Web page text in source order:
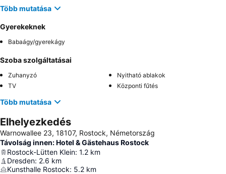
Több mutatása
Gyerekeknek
Babaágy/gyerekágy
Szoba szolgáltatásai
Zuhanyzó
Nyitható ablakok
TV
Központi fűtés
Több mutatása
Elhelyezkedés
Warnowallee 23, 18107, Rostock, Németország
Távolság innen: Hotel & Gästehaus Rostock
Rostock-Lütten Klein: 1.2 km
Dresden: 2.6 km
Kunsthalle Rostock: 5.2 km